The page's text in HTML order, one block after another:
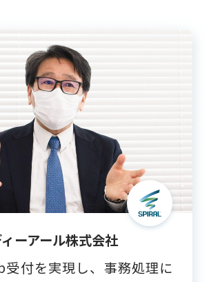
ーアール株式会社
受付を実現し、事務処理に